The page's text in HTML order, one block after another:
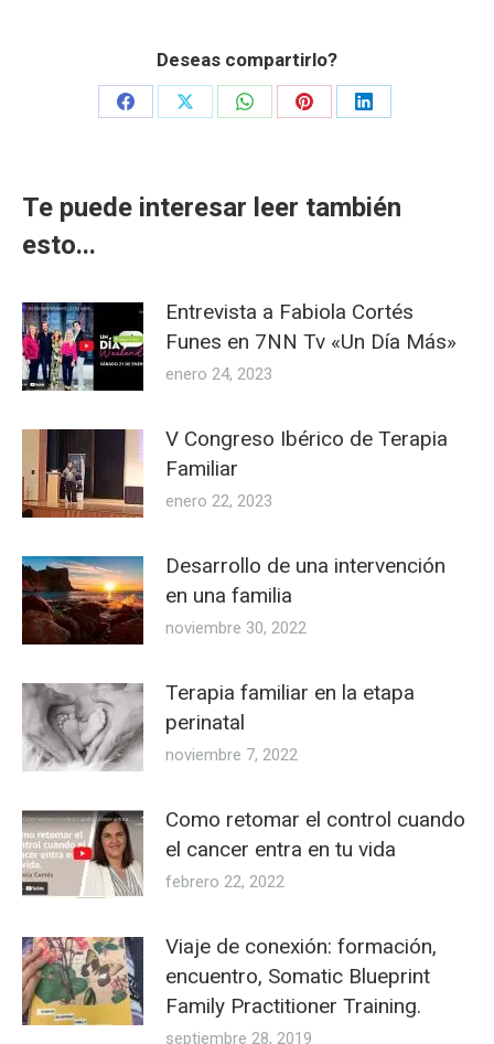
Deseas compartirlo?
Share
Share
Share
Share
Share
Te puede interesar leer también
esto...
Entrevista a Fabiola Cortés
Funes en 7NN Tv «Un Día Más»
enero 24, 2023
V Congreso Ibérico de Terapia
Familiar
enero 22, 2023
Desarrollo de una intervención
en una familia
noviembre 30, 2022
Terapia familiar en la etapa
perinatal
noviembre 7, 2022
Como retomar el control cuando
el cancer entra en tu vida
febrero 22, 2022
Viaje de conexión: formación,
encuentro, Somatic Blueprint
Family Practitioner Training.
septiembre 28, 2019